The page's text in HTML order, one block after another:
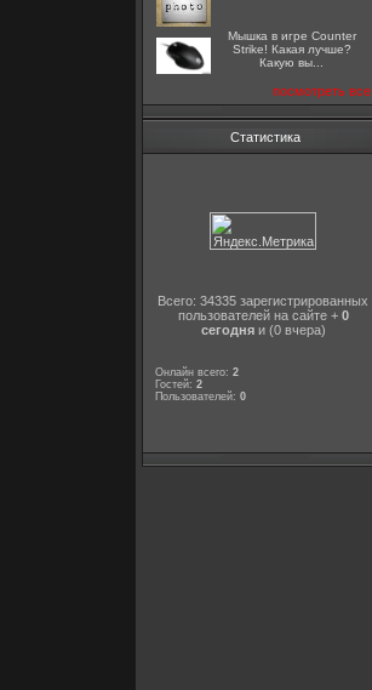
Мышка в игре Counter
Strike! Какая лучше?
Какую вы...
посмотреть все
Статистика
Всего: 34335 зарегистрированных
пользователей на сайте + 0
сегодняи (0 вчера)
Онлайн всего: 2
Гостей: 2
Пользователей: 0